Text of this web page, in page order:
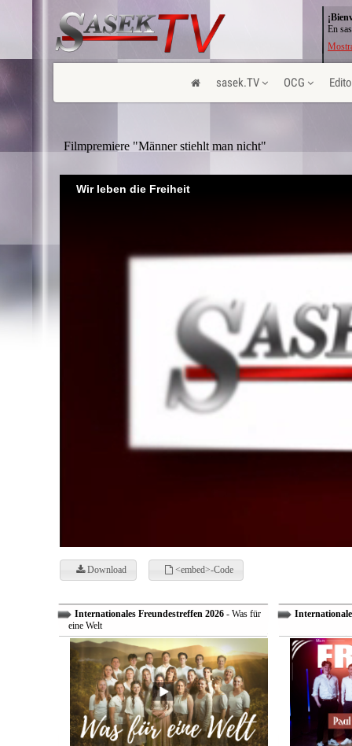
sasek.TV OCG
En
Filmpremiere "Männer stiehlt man nicht"
Wir leben die Freiheit
Download <embed>-Code
Internationales Freundestreffen 2026- Was für
eine Welt